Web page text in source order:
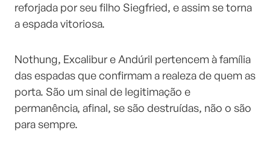
reforjada por seu filho Siegfried, e assim se torna
a espada vitoriosa.
Nothung, Excalibur e Andúril pertencem à família
das espadas que confirmam a realeza de quem as
porta. São um sinal de legitimação e
permanência, afinal, se são destruídas, não o são
para sempre.